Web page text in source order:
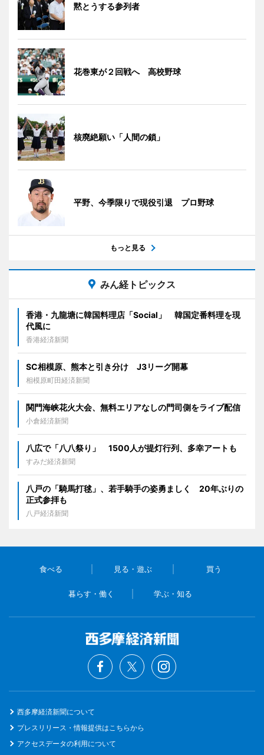
黙とうする参列者
花巻東が２回戦へ 高校野球
核廃絶願い「人間の鎖」
平野、今季限りで現役引退 プロ野球
もっと見る
みん経トピックス
香港・九龍塘に韓国料理店「Social」 韓国定番料理を現
代風に
香港経済新聞
SC相模原、熊本と引き分け J3リーグ開幕
相模原町田経済新聞
関門海峡花火大会、無料エリアなしの門司側をライブ配信
小倉経済新聞
八広で「八八祭り」 1500人が提灯行列、多幸アートも
すみだ経済新聞
八戸の「騎馬打毬」、若手騎手の姿勇ましく 20年ぶりの
正式参拝も
八戸経済新聞
食べる 見る・遊ぶ 買う
暮らす・働く 学ぶ・知る
西多摩経済新聞について
プレスリリース・情報提供はこちらから
アクセスデータの利用について